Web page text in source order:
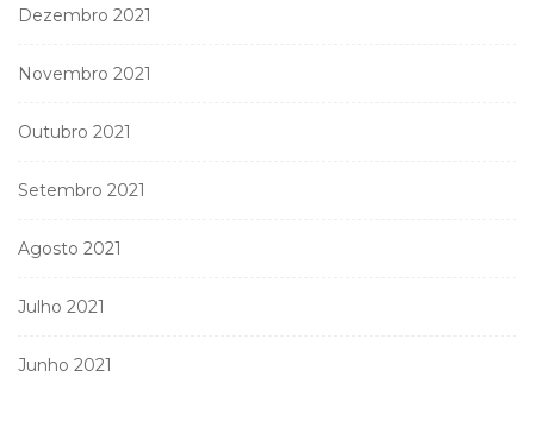
Dezembro 2021
Novembro 2021
Outubro 2021
Setembro 2021
Agosto 2021
Julho 2021
Junho 2021